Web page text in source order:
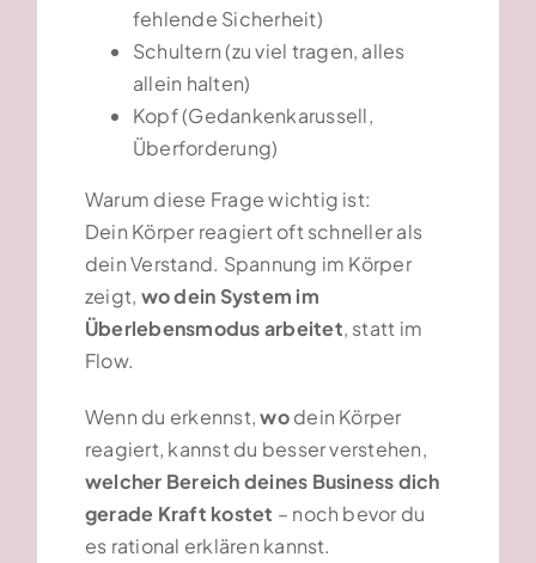
fehlende Sicherheit)
Schultern (zu viel tragen, alles
allein halten)
Kopf (Gedankenkarussell,
Überforderung)
Warum diese Frage wichtig ist:
Dein Körper reagiert oft schneller als
dein Verstand. Spannung im Körper
zeigt, wo dein System im
Überlebensmodus arbeitet, statt im
Flow.
Wenn du erkennst,wodein Körper
reagiert, kannst du besser verstehen,
welcher Bereich deines Business dich
gerade Kraft kostet – noch bevor du
es rational erklären kannst.